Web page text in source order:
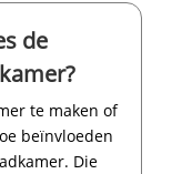
de
te maken of
beïnvloeden
Die